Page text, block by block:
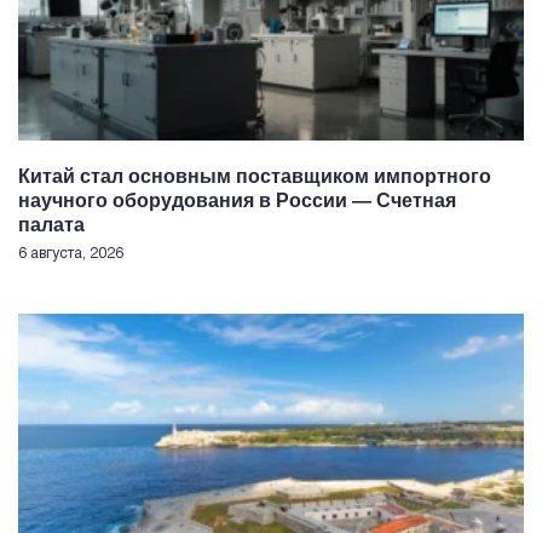
Китай стал основным поставщиком импортного
научного оборудования в России — Счетная
палата
6 августа, 2026